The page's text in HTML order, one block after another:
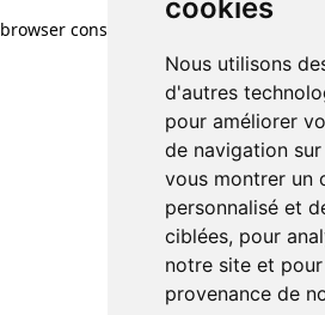
cookies
Nous utilisons
d'autres
pour améliorer
de navigation
vous montrer un
personnalisé et
ciblées, pour
notre site et
provenance de
browser console for more information)